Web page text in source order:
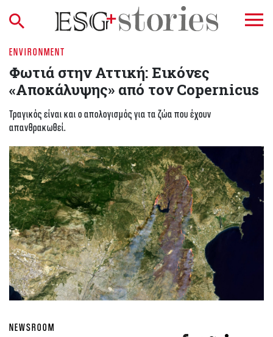
ENVIRONMENT
Φωτιά στην Αττική: Εικόνες
«Αποκάλυψης» από τον Copernicus
Τραγικός είναι και ο απολογισμός για τα ζώα που έχουν
απανθρακωθεί.
NEWSROOM